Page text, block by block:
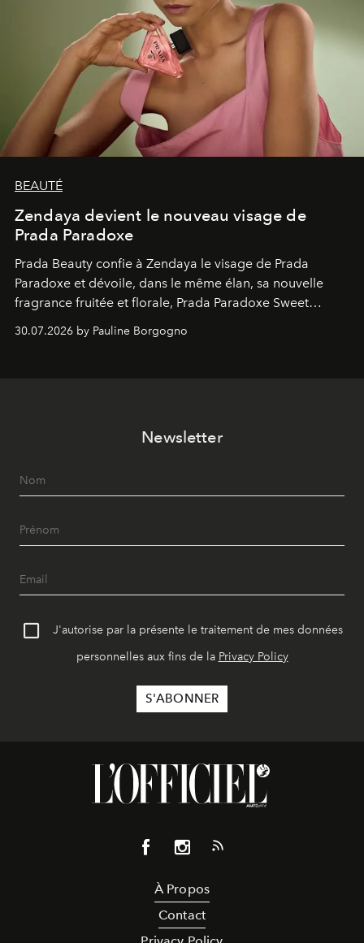
BEAUTÉ
Zendaya devient le nouveau visage de
Prada Paradoxe
Prada Beauty confie à Zendaya le visage de Prada
Paradoxe et dévoile, dans le même élan, sa nouvelle
fragrance fruitée et florale, Prada Paradoxe Sweet
30.07.2026 by Pauline Borgogno
Newsletter
J'autorise par la présente le traitement de mes données
personnelles aux fins de la Privacy Policy
À Propos
Contact